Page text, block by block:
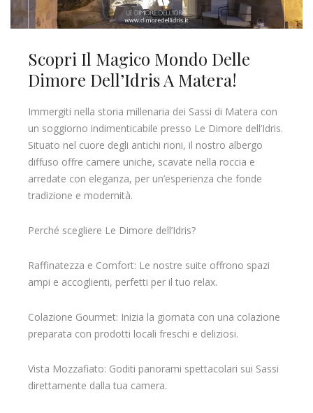
Scopri Il Magico Mondo Delle
Dimore Dell’Idris A Matera!
Immergiti nella storia millenaria dei Sassi di Matera con
un soggiorno indimenticabile presso Le Dimore dell’Idris.
Situato nel cuore degli antichi rioni, il nostro albergo
diffuso offre camere uniche, scavate nella roccia e
arredate con eleganza, per un’esperienza che fonde
tradizione e modernità.
Perché scegliere Le Dimore dell’Idris?
Raffinatezza e Comfort: Le nostre suite offrono spazi
ampi e accoglienti, perfetti per il tuo relax.
Colazione Gourmet: Inizia la giornata con una colazione
preparata con prodotti locali freschi e deliziosi.
Vista Mozzafiato: Goditi panorami spettacolari sui Sassi
direttamente dalla tua camera.